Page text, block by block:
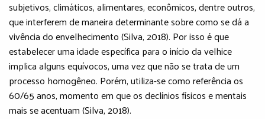
subjetivos, climáticos, alimentares, econômicos, dentre outros,
que interferem de maneira determinante sobre como se dá a
vivência do envelhecimento (Silva, 2018). Por isso é que
estabelecer uma idade específica para o início da velhice
implica alguns equívocos, uma vez que não se trata de um
processo homogêneo. Porém, utiliza-se como referência os
60/65 anos, momento em que os declínios físicos e mentais
mais se acentuam (Silva, 2018).